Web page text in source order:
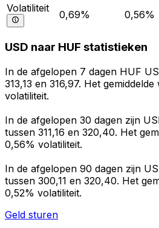
Volatiliteit
0,69% 0,56%
USD naar HUF statistieken
In de afgelopen 7 dagen HUF
313,13 en 316,97. Het
volatiliteit.
In de afgelopen 30 dagen zijn
tussen 311,16 en 320,40. Het
0,56% volatiliteit.
In de afgelopen 90 dagen zijn
tussen 300,11 en 320,40. Het
0,52% volatiliteit.
Geld sturen